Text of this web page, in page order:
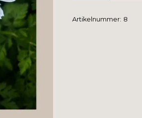
Artikelnummer: 8